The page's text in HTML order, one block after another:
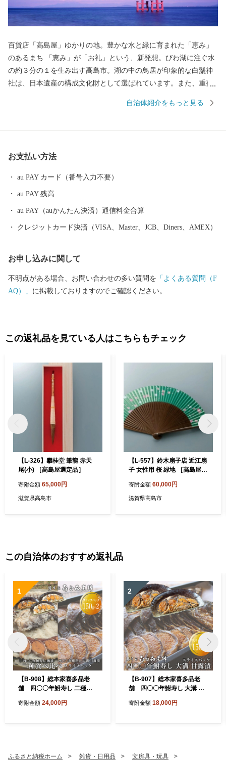
百貨店「高島屋」ゆかりの地。豊かな水と緑に育まれた「恵み」
のあるまち 「恵み」が「お礼」という、新発想。びわ湖に注ぐ水
の約３分の１を生み出す高島市。湖の中の鳥居が印象的な白鬚神
社は、日本遺産の構成文化財として選ばれています。また、重要
百選に１５ヶ所が選ばれるなど、豊かな水と自然あふれるまちで
自治体紹介をもっと見る
お支払い方法
au PAY カード（番号入力不要）
au PAY 残高
au PAY（auかんたん決済）通信料金合算
クレジットカード決済（VISA、Master、JCB、Diners、AMEX）
お申し込みに関して
不明点がある場合、お問い合わせの多い質問を 「よくある質問（F
AQ）」 に掲載しておりますのでご確認ください。
この返礼品を見ている人はこちらもチェック
【L-326】攀桂堂 筆龍 赤天
尾(小) ［高島屋選定品］
寄附金額 65,000円
滋賀県高島市
【L-557】鈴木扇子店 近江扇
子 女性用 桜 緑地 ［高島屋選
寄附金額 60,000円
滋賀県高島市
この自治体のおすすめ返礼品
1
【B-908】総本家喜多品老
舗 四〇〇年鮒寿し 二種食
ク・大溝 甘露漬スライスパ
寄附金額 24,000円
2
【B-907】総本家喜多品老
舗 四〇〇年鮒寿し 大溝 甘
×2【高島屋選定品】
寄附金額 18,000円
ふるさと納税ホーム 雑貨・日用品 文房具・玩具